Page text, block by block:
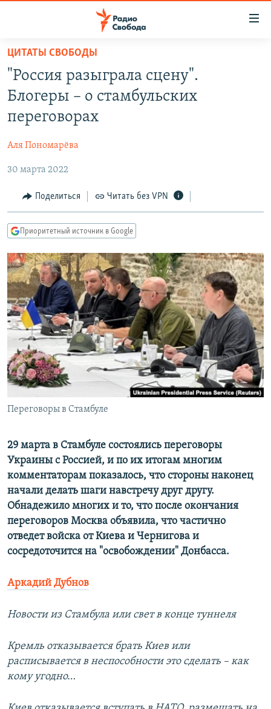
упрощенного
доступа
Вернуться
основному
Вернутся
навигации
Вернутся
поиску
ПРОГРАММЫ
АВТОРСКИЕ ПРОЕКТЫ
МНЕНИЯ
КУЛЬТУРА
IDEL.РЕАЛИИ
СЕВЕР.РЕАЛИИ
СИБИРЬ.РЕАЛИИ
РАСПИСАНИЕ ВЕЩАНИЯ
ПОДПИШИТЕСЬ НА РАССЫЛКУ
СОЦИАЛЬНЫЕ СЕТИ
ЦИТАТЫ СВОБОДЫ
"Россия разыграла сцену".
Блогеры – о стамбульских
переговорах
Аля Пономарёва
30 марта 2022
Поделиться Читать без VPN
Приоритетный источник в Google
Переговоры в Стамбуле
29 марта в Стамбуле состоялись переговоры
Украины с Россией, и по их итогам многим
комментаторам показалось, что стороны наконец
начали делать шаги навстречу друг другу.
Обнадежило многих и то, что после окончания
переговоров Москва объявила, что частично
отведет войска от Киева и Чернигова и
сосредоточится на "освобождении" Донбасса.
Аркадий Дубнов
Новости из Стамбула или свет в конце туннеля
Кремль отказывается брать Киев или
расписывается в неспособности это сделать – как
кому угодно…